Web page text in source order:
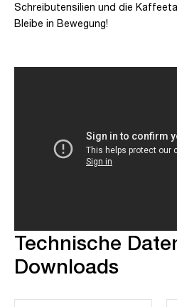
Schreibutensilien und die
Bleibe in Bewegung!
Technische
Downloads